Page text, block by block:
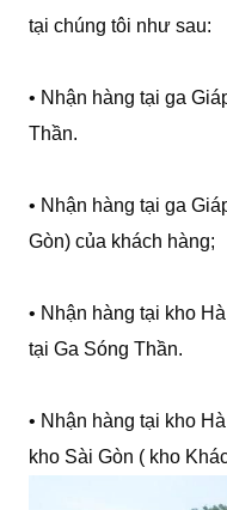
tại chúng tôi như sau:
• Nhận hàng tại ga
Thần.
• Nhận hàng tại ga
Gòn) của khách hàng;
• Nhận hàng tại kho
tại Ga Sóng Thần.
• Nhận hàng tại kho
kho Sài Gòn ( kho